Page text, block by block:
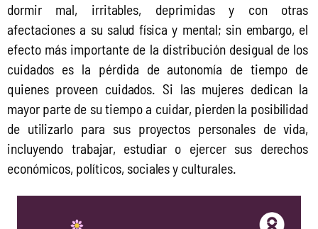
dormir mal, irritables, deprimidas y con otras
afectaciones a su salud física y mental; sin embargo, el
efecto más importante de la distribución desigual de los
cuidados es la pérdida de autonomía de tiempo de
quienes proveen cuidados. Si las mujeres dedican la
mayor parte de su tiempo a cuidar, pierden la posibilidad
de utilizarlo para sus proyectos personales de vida,
incluyendo trabajar, estudiar o ejercer sus derechos
económicos, políticos, sociales y culturales.